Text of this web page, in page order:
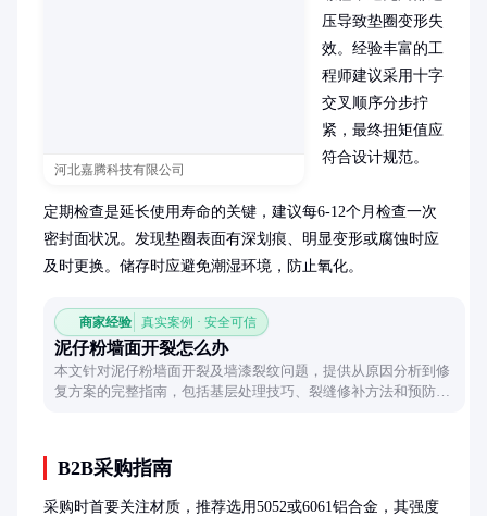
河北嘉腾科技有限公司
压导致垫圈变形失
效。经验丰富的工
程师建议采用十字
交叉顺序分步拧
紧，最终扭矩值应
符合设计规范。
定期检查是延长使用寿命的关键，建议每6-12个月检查一次
密封面状况。发现垫圈表面有深划痕、明显变形或腐蚀时应
及时更换。储存时应避免潮湿环境，防止氧化。
商家经验 真实案例 · 安全可信
泥仔粉墙面开裂怎么办
本文针对泥仔粉墙面开裂及墙漆裂纹问题，提供从原因分析到修
复方案的完整指南，包括基层处理技巧、裂缝修补方法和预防措
B2B采购指南
采购时首要关注材质，推荐选用5052或6061铝合金，其强度